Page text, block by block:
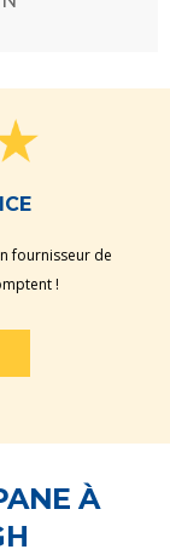
fournisseur de
!
À